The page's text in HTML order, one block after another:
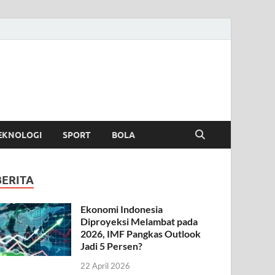
SPORT BOLA
Ekonomi Indonesia
Diproyeksi Melambat pada
2026, IMF Pangkas Outlook
Jadi 5 Persen?
22 April 2026